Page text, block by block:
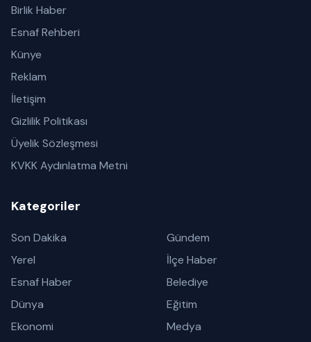
Birlik Haber
Esnaf Rehberi
Künye
Reklam
İletişim
Gizlilik Politikası
Üyelik Sözleşmesi
KVKK Aydınlatma Metni
Kategoriler
Son Dakika
Gündem
Yerel
İlçe Haber
Esnaf Haber
Belediye
Dünya
Eğitim
Ekonomi
Medya